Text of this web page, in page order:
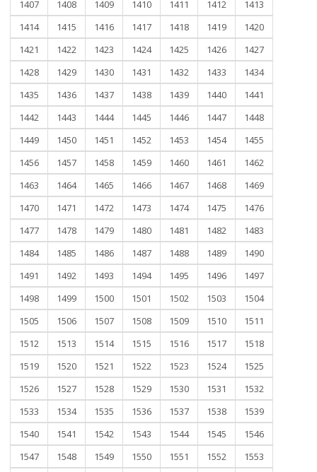
1407 1408 1409 1410 1411 1412
1413
1414
1415 1416 1417 1418 1419
1420
1421
1422 1423 1424 1425 1426
1427
1428
1429 1430 1431 1432 1433
1434
1435
1436 1437 1438 1439 1440
1441
1442
1443 1444 1445 1446 1447
1448
1449
1450 1451 1452 1453 1454
1455
1456
1457 1458 1459 1460 1461
1462
1463
1464 1465 1466 1467 1468
1469
1470
1471 1472 1473 1474 1475
1476
1477
1478 1479 1480 1481 1482
1483
1484
1485 1486 1487 1488 1489
1490
1491
1492 1493 1494 1495 1496
1497
1498
1499 1500 1501 1502 1503
1504
1505
1506 1507 1508 1509 1510
1511
1512
1513 1514 1515 1516 1517
1518
1519
1520 1521 1522 1523 1524
1525
1526
1527 1528 1529 1530 1531
1532
1533
1534 1535 1536 1537 1538
1539
1540
1541 1542 1543 1544 1545
1546
1547
1548 1549 1550 1551 1552
1553